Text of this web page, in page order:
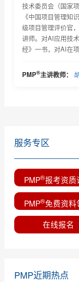
关于项目管理系
通...
2018年2月PMI
(P...
优培东方2018年
全球PMP认证
技术委员会（国家
《中国项目管理知
级项目管理评价官
讲师。对AI应用技
经》一书，对AI在
PMP®主讲教师：
服务专区
PMP®报考资质
PMP®免费资料
在线报名
PMP近期热点